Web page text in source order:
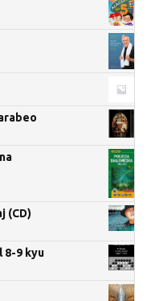
(CD)
8-9 kyu